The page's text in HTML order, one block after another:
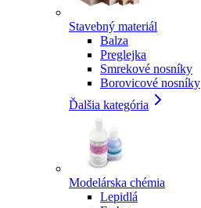
Stavebný materiál
Balza
Preglejka
Smrekové nosníky
Borovicové nosníky
Ďalšia kategória
Modelárska chémia
Lepidlá